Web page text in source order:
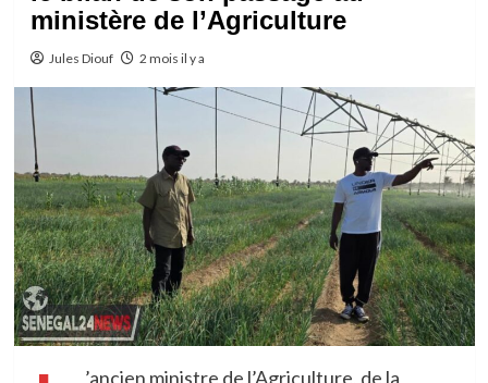
ministère de l’Agriculture
Jules Diouf 2 mois il y a
’ancien ministre de l’Agriculture, de la